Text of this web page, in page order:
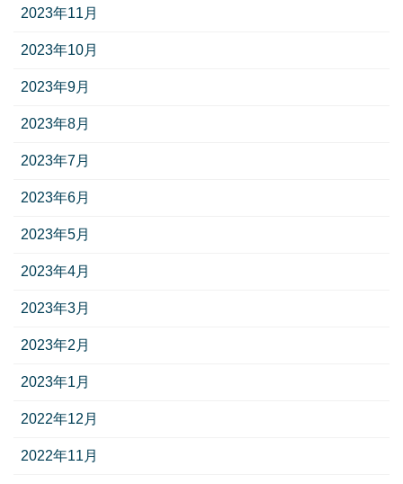
2023年11月
2023年10月
2023年9月
2023年8月
2023年7月
2023年6月
2023年5月
2023年4月
2023年3月
2023年2月
2023年1月
2022年12月
2022年11月